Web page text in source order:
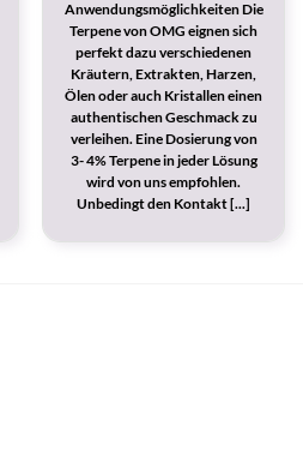
Anwendungsmöglichkeiten Die
Terpene von OMG eignen sich
perfekt dazu verschiedenen
Kräutern, Extrakten, Harzen,
Ölen oder auch Kristallen einen
authentischen Geschmack zu
verleihen. Eine Dosierung von
3- 4% Terpene in jeder Lösung
wird von uns empfohlen.
Unbedingt den Kontakt [...]